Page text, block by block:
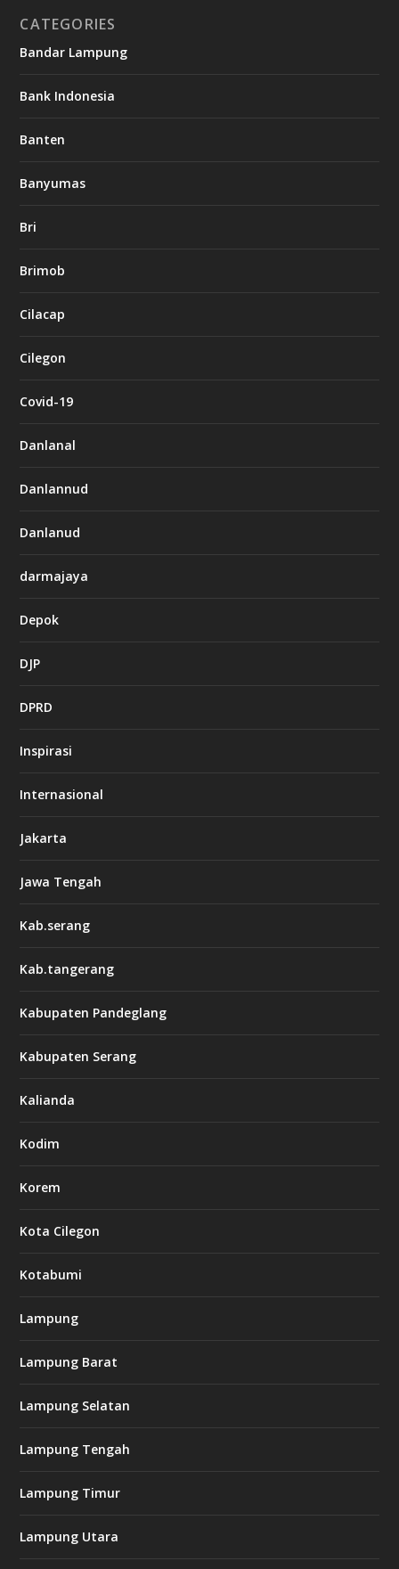
CATEGORIES
Bandar Lampung
Bank Indonesia
Banten
Banyumas
Bri
Brimob
Cilacap
Cilegon
Covid-19
Danlanal
Danlannud
Danlanud
darmajaya
Depok
DJP
DPRD
Inspirasi
Internasional
Jakarta
Jawa Tengah
Kab.serang
Kab.tangerang
Kabupaten Pandeglang
Kabupaten Serang
Kalianda
Kodim
Korem
Kota Cilegon
Kotabumi
Lampung
Lampung Barat
Lampung Selatan
Lampung Tengah
Lampung Timur
Lampung Utara